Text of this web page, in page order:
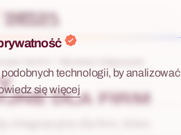
technologii, by
się więcej
DLA FIRM